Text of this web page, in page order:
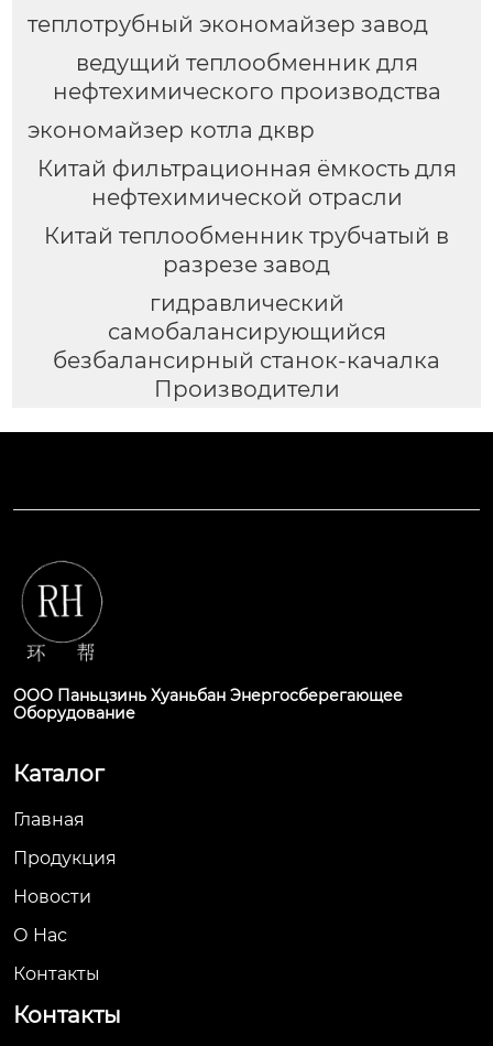
теплотрубный экономайзер завод
ведущий теплообменник для
нефтехимического производства
экономайзер котла дквр
Китай фильтрационная ёмкость для
нефтехимической отрасли
Китай теплообменник трубчатый в
разрезе завод
гидравлический
самобалансирующийся
безбалансирный станок-качалка
Производители
ООО Паньцзинь Хуаньбан Энергосберегающее
Оборудование
Каталог
Главная
Продукция
Новости
О Hас
Контакты
Контакты